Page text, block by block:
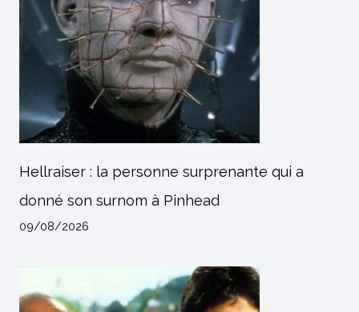
Hellraiser : la personne surprenante qui a
donné son surnom à Pinhead
09/08/2026